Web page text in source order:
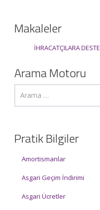
Makaleler
İHRACATÇILARA
Arama Motoru
Pratik Bilgiler
Amortismanlar
Asgari Geçim İndirimi
Asgari Ücretler